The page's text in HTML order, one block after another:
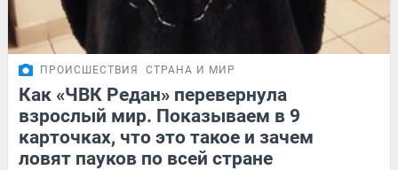
ПРОИСШЕСТВИЯ СТРАНА И МИР
Как «ЧВК Редан» перевернула
взрослый мир. Показываем в 9
карточках, что это такое и зачем
ловят пауков по всей стране